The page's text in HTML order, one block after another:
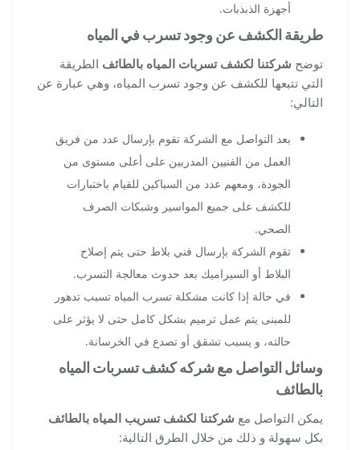
أجهزة الذبذبات.
طريقة الكشف عن وجود تسرب في المياه
توضح شركتنا لكشف تسربات المياه بالطائف الطريقة
التي تتبعها للكشف عن وجود تسرب المياه، وهي عبارة عن
التالي:
بعد التواصل مع الشركة تقوم بإرسال عدد من فريق
العمل من الفنيين المدربين على أعلى مستوى من
الجودة، ومعهم عدد من السباكين للقيام باختبارات
للكشف على جميع المواسير وشبكات الصرف
الصحي.
تقوم الشركة بإرسال فني بلاط حتى يتم إصلاح
البلاط أو السيراميك بعد حدوث معالجة التسرب.
في حالة إذا كانت مشكلة تسرب المياه تسبب تدهور
للمبنى يتم عمل ترميم بشكل كامل حتى لا يؤثر على
حالته، و يسبب تشقق أو تصدع في الخرسانة.
وسائل التواصل مع شركه كشف تسربات المياه
بالطائف
يمكن التواصل مع شركتنا لكشف تسريب المياه بالطائف
بكل سهولة و ذلك من خلال الطرق التالية: